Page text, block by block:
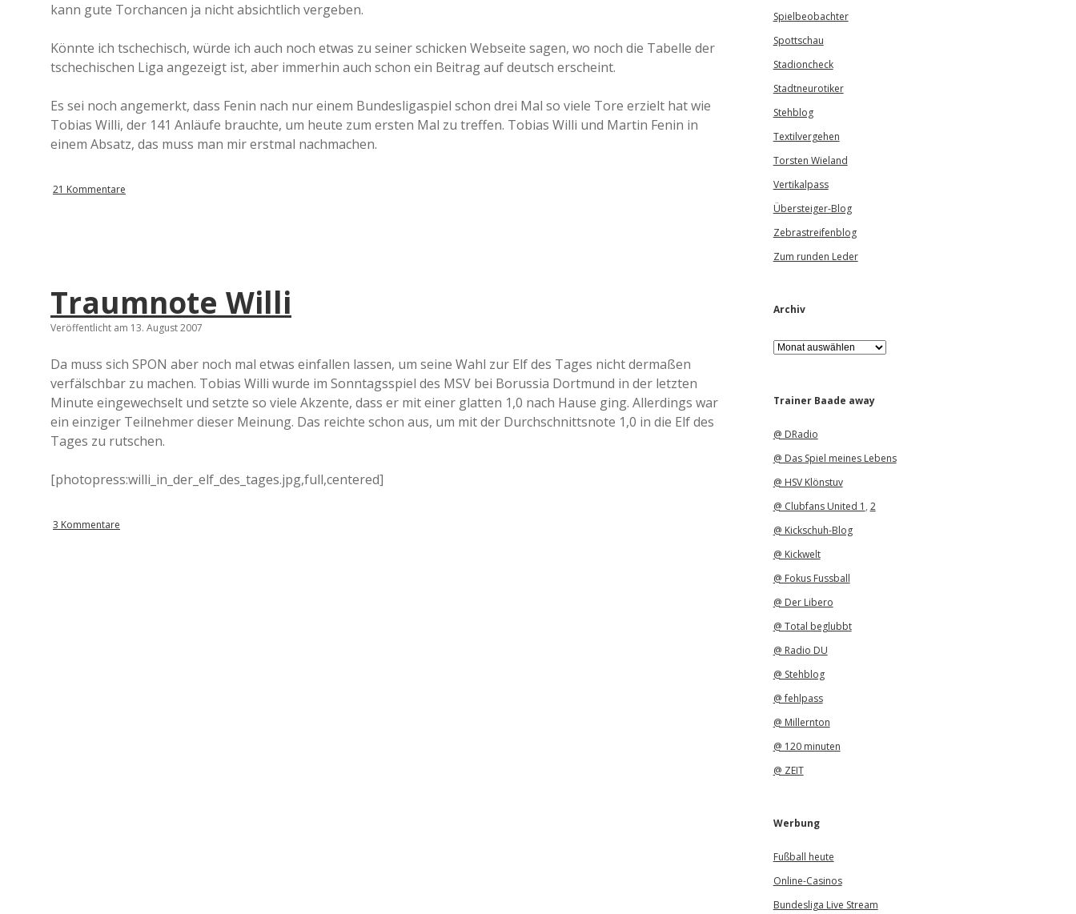
kann gute Torchancen ja nicht absichtlich vergeben.
Könnte ich tschechisch, würde ich auch noch etwas zu seiner schicken Webseite sagen, wo noch die Tabelle der
tschechischen Liga angezeigt ist, aber immerhin auch schon ein Beitrag auf deutsch erscheint.
Es sei noch angemerkt, dass Fenin nach nur einem Bundesligaspiel schon drei Mal so viele Tore erzielt hat wie
Tobias Willi, der 141 Anläufe brauchte, um heute zum ersten Mal zu treffen. Tobias Willi und Martin Fenin in
einem Absatz, das muss man mir erstmal nachmachen.
21 Kommentare
Traumnote Willi
Veröffentlicht am 13. August 2007
Da muss sich SPON aber noch mal etwas einfallen lassen, um seine Wahl zur Elf des Tages nicht dermaßen
verfälschbar zu machen. Tobias Willi wurde im Sonntagsspiel des MSV bei Borussia Dortmund in der letzten
Minute eingewechselt und setzte so viele Akzente, dass er mit einer glatten 1,0 nach Hause ging. Allerdings war
ein einziger Teilnehmer dieser Meinung. Das reichte schon aus, um mit der Durchschnittsnote 1,0 in die Elf des
Tages zu rutschen.
[photopress:willi_in_der_elf_des_tages.jpg,full,centered]
3 Kommentare
Spielbeobachter
Spottschau
Stadioncheck
Stadtneurotiker
Stehblog
Textilvergehen
Torsten Wieland
Vertikalpass
Übersteiger-Blog
Zebrastreifenblog
Zum runden Leder
Archiv
A
r
iTrainer Baade away
@ DRadio
@ Das Spiel meines Lebens
@ HSV Klönstuv
@ Clubfans United 1 , 2
@ Kickschuh-Blog
@ Kickwelt
@ Fokus Fussball
@ Der Libero
@ Total beglubbt
@ Radio DU
@ Stehblog
@ fehlpass
@ Millernton
@ 120 minuten
@ ZEIT
Werbung
Fußball heute
Online-Casinos
Bundesliga Live Stream